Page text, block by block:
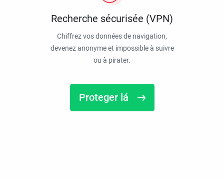
Recherche sécurisée (VPN)
Chiffrez vos données de navigation,
devenez anonyme et impossible à suivre
ou à pirater.
Proteger lá